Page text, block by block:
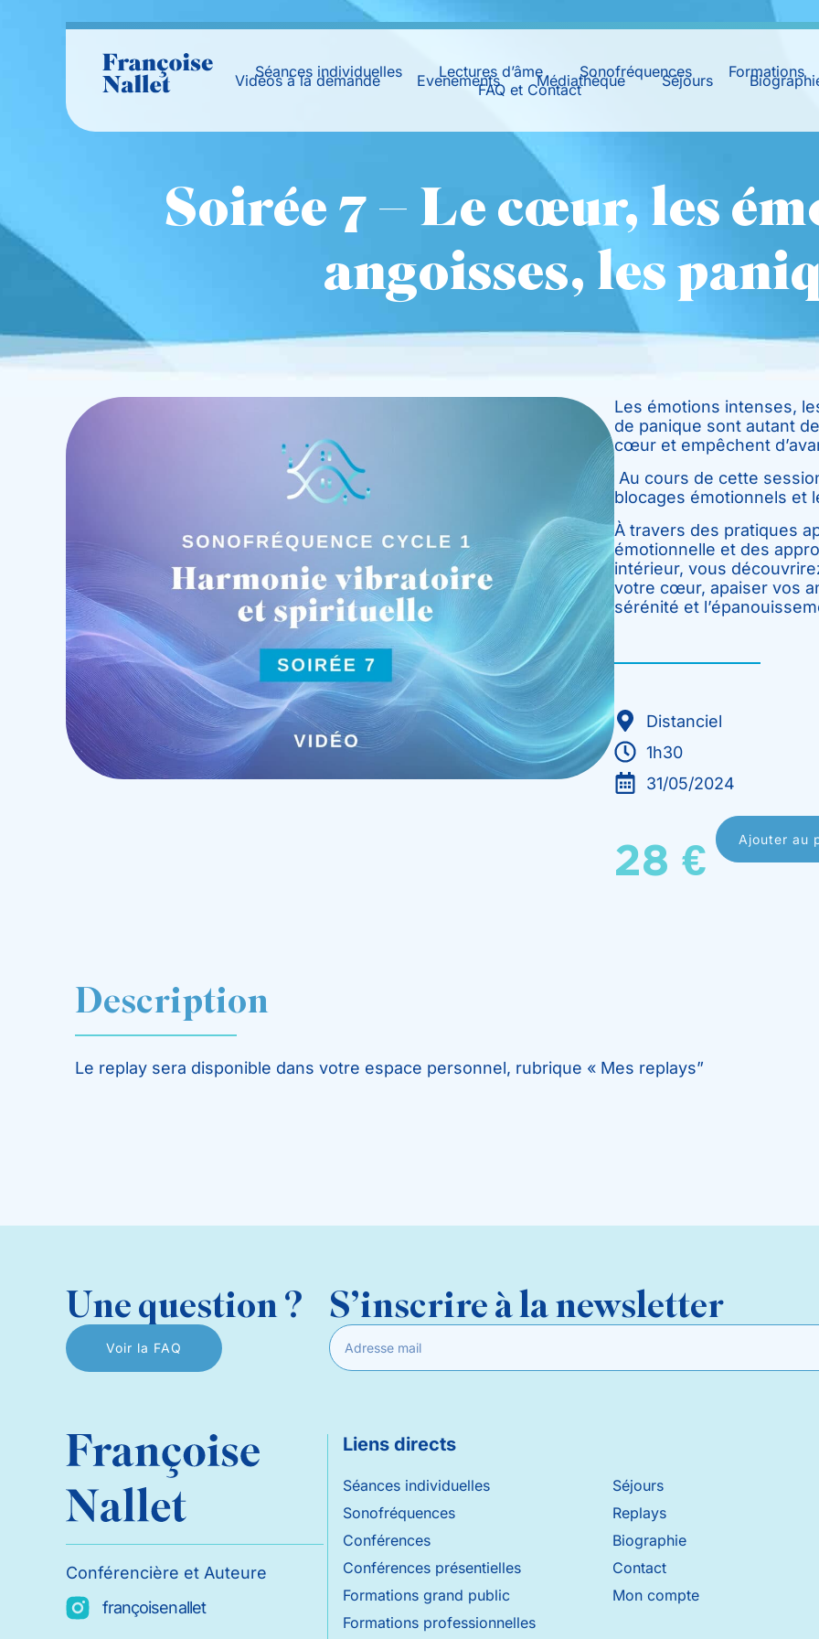
Séances individuelles Lectures d’âme Sonofréquences Formations
Vidéos à la demande Evenements Médiathèque Séjours
FAQ et Contact
Soirée 7 – Le cœur, les
angoisses, les
Les émotions intenses,
de panique sont autant
cœur et empêchent
Au cours de cette
blocages émotionnels et
À travers des pratiques
émotionnelle et des
intérieur, vous
votre cœur, apaiser vos
sérénité et
Distanciel
1h30
31/05/2024
28 € Ajouter au
Description
Le replay sera disponible dans votre espace personnel, rubrique « Mes replays”
Une question ?
Voir la FAQ
S’inscrire à la newsletter
Conférencière et Auteure
françoisenallet
Liens directs
Séances individuelles
Sonofréquences
Conférences
Conférences présentielles
Formations grand public
Formations professionnelles
Séjours
Replays
Biographie
Contact
Mon compte